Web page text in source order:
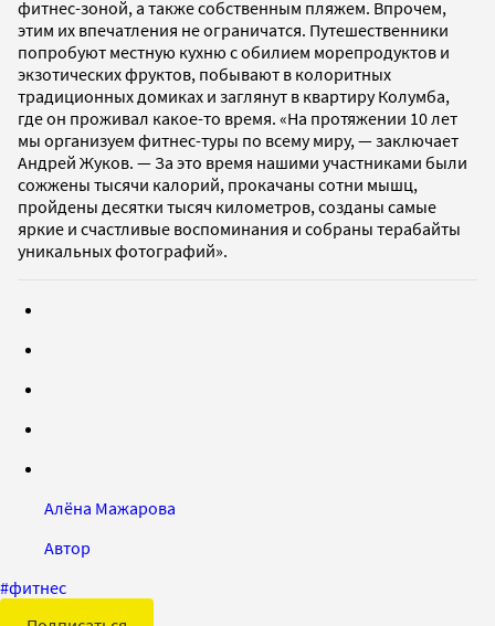
фитнес-зоной, а также собственным пляжем. Впрочем,
этим их впечатления не ограничатся. Путешественники
попробуют местную кухню с обилием морепродуктов и
экзотических фруктов, побывают в колоритных
традиционных домиках и заглянут в квартиру Колумба,
где он проживал какое-то время. «На протяжении 10 лет
мы организуем фитнес-туры по всему миру, — заключает
Андрей Жуков. — За это время нашими участниками были
сожжены тысячи калорий, прокачаны сотни мышц,
пройдены десятки тысяч километров, созданы самые
яркие и счастливые воспоминания и собраны терабайты
уникальных фотографий».
Алёна Мажарова
Автор
#фитнес